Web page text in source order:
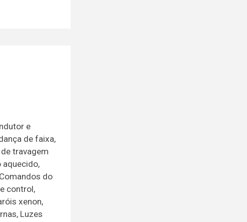
e
de faixa,
travagem
aquecido,
do
control,
xenon,
Luzes